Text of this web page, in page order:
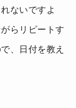
ないですよ
らリピートす
、日付を教え